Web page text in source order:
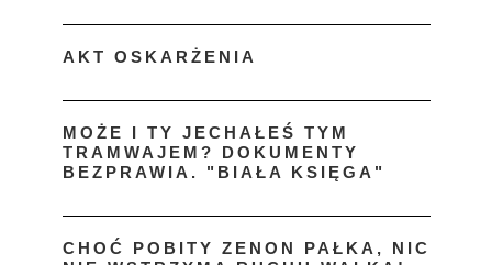
AKT OSKARŻENIA
MOŻE I TY JECHAŁEŚ TYM
TRAMWAJEM? DOKUMENTY
BEZPRAWIA. "BIAŁA KSIĘGA"
CHOĆ POBITY ZENON PAŁKA, NIC